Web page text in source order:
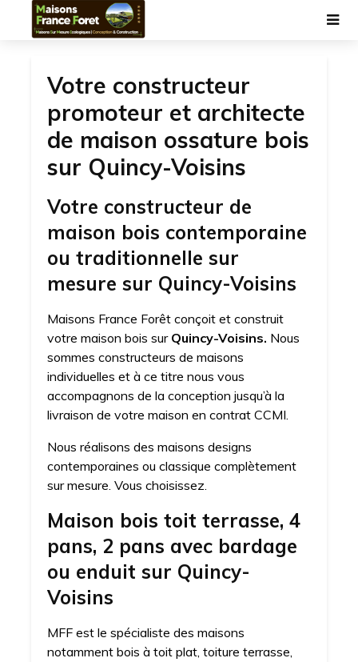
Votre constructeur
promoteur et architecte
de maison ossature bois
sur Quincy-Voisins
Votre constructeur de
maison bois contemporaine
ou traditionnelle sur
mesure sur Quincy-Voisins
Maisons France Forêt conçoit et construit
votre maison bois sur Quincy-Voisins. Nous
sommes constructeurs de maisons
individuelles et à ce titre nous vous
accompagnons de la conception jusqu’à la
livraison de votre maison en contrat CCMI.
Nous réalisons des maisons designs
contemporaines ou classique complètement
sur mesure. Vous choisissez.
Maison bois toit terrasse, 4
pans, 2 pans avec bardage
ou enduit sur Quincy-
Voisins
MFF est le spécialiste des maisons
notamment bois à toit plat, toiture terrasse,